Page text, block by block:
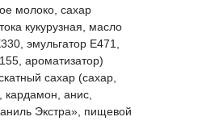
молоко, сахар
кукурузная, масло
эмульгатор Е471,
ароматизатор)
сахар (сахар,
кардамон, анис,
Экстра», пищевой